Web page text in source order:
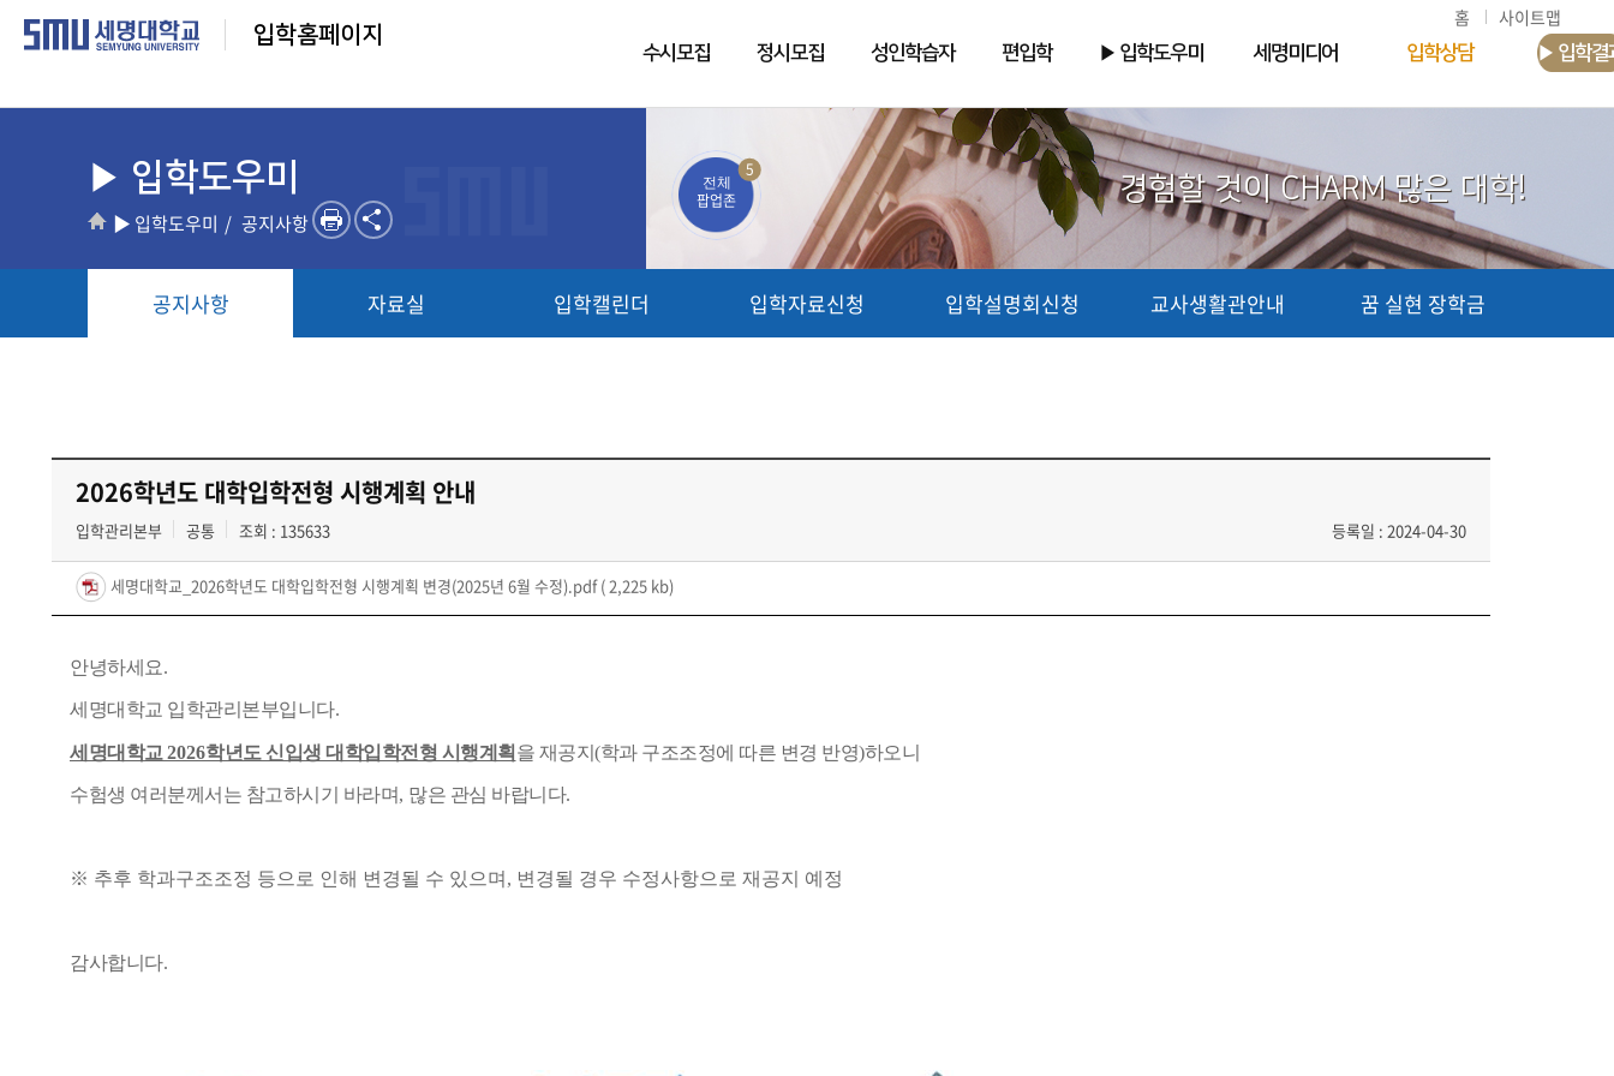
5
전체
팝업존
입학홈페이지
홈 사이트맵
수시모집 정시모집 성인학습자 편입학 ▶ 입학도우미 세명미디어 입학상담 ▶ 입학결
▶ 입학도우미 경험할 것이 CHARM 많은 대학!
▶ 입학도우미 공지사항
공지사항 자료실 입학캘린더 입학자료신청 입학설명회신청 교사생활관안내 꿈 실현 장학금
2026학년도 대학입학전형 시행계획 안내
입학관리본부 공통 조회 : 135633 등록일 : 2024-04-30
세명대학교_2026학년도 대학입학전형 시행계획 변경(2025년 6월 수정).pdf( 2,225 kb)
안녕하세요.
세명대학교 입학관리본부입니다.
세명대학교2026학년도 신입생 대학입학전형 시행계획 을 재공지(학과 구조조정에 따른 변경 반영)하오니
수험생 여러분께서는 참고하시기 바라며, 많은 관심 바랍니다.
※ 추후 학과구조조정 등으로 인해 변경될 수 있으며, 변경될 경우 수정사항으로 재공지 예정
감사합니다.